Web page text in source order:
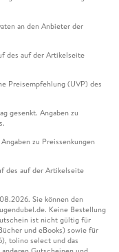
an den Anbieter der
des auf der Artikelseite
Preisempfehlung (UVP) des
gesenkt. Angaben zu
zu Preissenkungen
des auf der Artikelseite
Sie können den
Keine Bestellung
ist nicht gültig für
und eBooks) sowie für
tolino select und das